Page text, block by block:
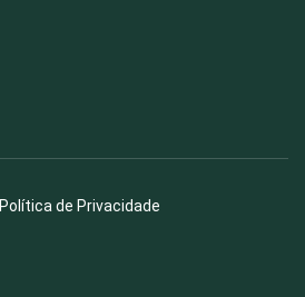
Política de Privacidade